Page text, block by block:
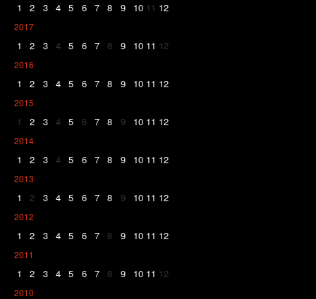
1 2 3 4 5 6 7 8 9 10 11 12
2017
1 2 3 4 5 6 7 8 9 10 11 12
2016
1 2 3 4 5 6 7 8 9 10 11 12
2015
1 2 3 4 5 6 7 8 9 10 11 12
2014
1 2 3 4 5 6 7 8 9 10 11 12
2013
1 2 3 4 5 6 7 8 9 10 11 12
2012
1 2 3 4 5 6 7 8 9 10 11 12
2011
1 2 3 4 5 6 7 8 9 10 11 12
2010